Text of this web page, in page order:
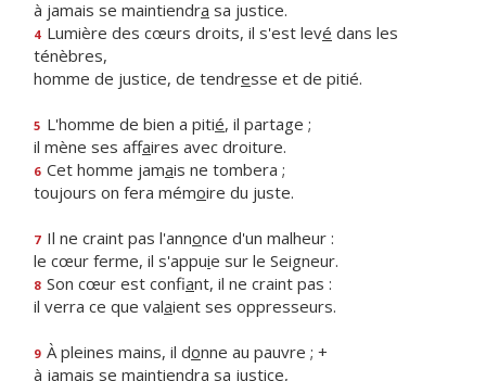
à jamais se maintiendra sa justice.
4 Lumière des cœurs droits, il s'est levé dans les
ténèbres,
homme de justice, de tendresse et de pitié.
5 L'homme de bien a pitié, il partage ;
il mène ses affaires avec droiture.
6 Cet homme jamais ne tombera ;
toujours on fera mémoire du juste.
7 Il ne craint pas l'annonce d'un malheur :
le cœur ferme, il s'appuie sur le Seigneur.
8 Son cœur est confiant, il ne craint pas :
il verra ce que valaient ses oppresseurs.
9 À pleines mains, il donne au pauvre ; +
à jamais se maintiendra sa justice,